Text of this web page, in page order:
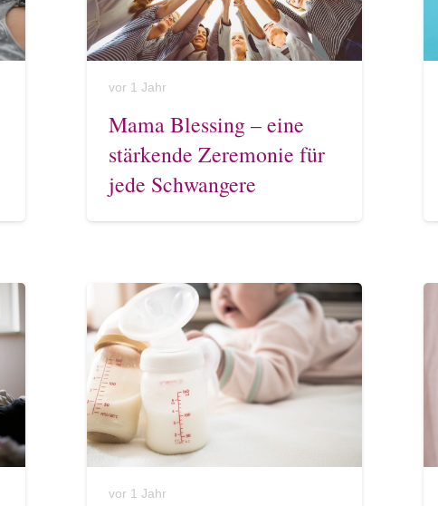
vor 1 Jahr
Mama Blessing – eine
stärkende Zeremonie für
jede Schwangere
vor 1 Jahr